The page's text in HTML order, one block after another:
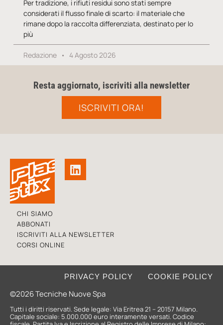
Per tradizione, i rifiuti residui sono stati sempre
considerati il flusso finale di scarto: il materiale che
rimane dopo la raccolta differenziata, destinato per lo
più
Redazione 4 Agosto 2026
Resta aggiornato, iscriviti alla newsletter
ISCRIVITI ORA!
CHI SIAMO
ABBONATI
ISCRIVITI ALLA NEWSLETTER
CORSI ONLINE
©2026 Tecniche Nuove Spa
PRIVACY POLICY COOKIE POLICY
Tutti i diritti riservati. Sede legale: Via Eritrea 21 – 20157 Milano.
Capitale sociale: 5.000.000 euro interamente versati. Codice